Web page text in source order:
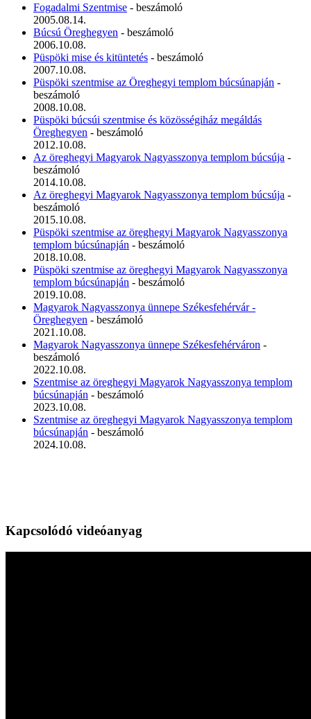
Fogadalmi Szentmise - beszámoló
2005.08.14.
Búcsú Öreghegyen - beszámoló
2006.10.08.
Püspöki mise és kitüntetés - beszámoló
2007.10.08.
Püspöki szentmise az Öreghegyi templom búcsúnapján -
beszámoló
2008.10.08.
Püspöki búcsúi szentmise és közösségiház megáldás
Öreghegyen - beszámoló
2012.10.08.
Az öreghegyi Magyarok Nagyasszonya templom búcsúja -
beszámoló
2014.10.08.
Az öreghegyi Magyarok Nagyasszonya templom búcsúja -
beszámoló
2015.10.08.
Püspöki szentmise az öreghegyi Magyarok Nagyasszonya
templom búcsúnapján - beszámoló
2018.10.08.
Püspöki szentmise az öreghegyi Magyarok Nagyasszonya
templom búcsúnapján - beszámoló
2019.10.08.
Magyarok Nagyasszonya ünnepe Székesfehérvár -
Öreghegyen - beszámoló
2021.10.08.
Magyarok Nagyasszonya ünnepe Székesfehérváron -
beszámoló
2022.10.08.
Szentmise az öreghegyi Magyarok Nagyasszonya templom
búcsúnapján - beszámoló
2023.10.08.
Szentmise az öreghegyi Magyarok Nagyasszonya templom
búcsúnapján - beszámoló
2024.10.08.
Kapcsolódó videóanyag